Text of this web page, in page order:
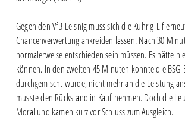
Gegen den VfB Leisnig muss sich die Kuhrig-Elf
Chancenverwertung ankreiden lassen. Nach 30
normalerweise entschieden sein müssen. Es hätte
können. In den zweiten 45 Minuten konnte die
durchgemischt wurde, nicht mehr an die Leistung
musste den Rückstand in Kauf nehmen. Doch die
Moral und kamen kurz vor Schluss zum Ausgleich.